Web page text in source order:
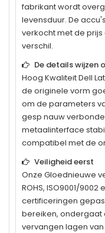
fabrikant wordt
levensduur. De
verkocht met de
verschil.
De details wijzen
Hoog KwaliteitDell
de originele vorm
om de parameters
gesp nauw
metaalinterface
compatibel met de
Veiligheid eerst
Onze Gloednieuwe
ROHS, ISO9001/
certificeringen
bereiken, ondergaat
vervangen lagen